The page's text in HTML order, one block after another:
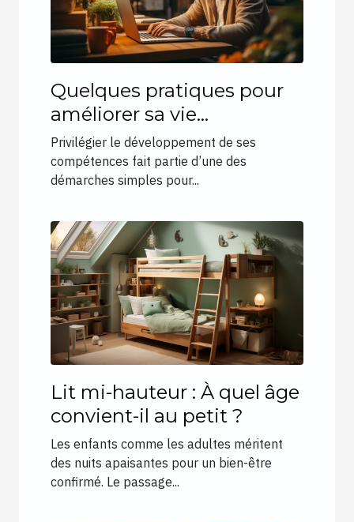
Quelques pratiques pour
améliorer sa vie
professionnelle
Privilégier le développement de ses
compétences fait partie d’une des
démarches simples pour...
Lit mi-hauteur : À quel âge
convient-il au petit ?
Les enfants comme les adultes méritent
des nuits apaisantes pour un bien-être
confirmé. Le passage...